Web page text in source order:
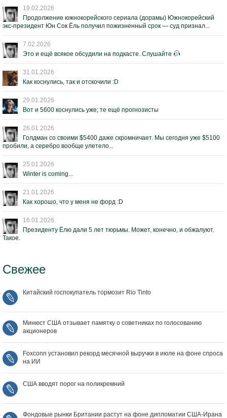
19.02.2026
Продолжение южнокорейского сериала (дорамы) Южнокорейский
экс-президент Юн Сок Ёль получил пожизненный срок — суд признал...
7.02.2026
Это и ещё всякое обсудили на подкасте. Слушайте
31.01.2026
Как коснулись, так и отскочили :D
29.01.2026
Вот и 5600 коснулись уже; те ещё прогнозисты
26.01.2026
Голдман со своими $5400 даже скромничает. Мы сегодня уже $5100
пробили, а серебро вообще улетело...
25.01.2026
Winter is coming...
21.01.2026
Как хорошо, что у меня не форд :D
16.01.2026
Президенту Ёлю дали 5 лет тюрьмы. Может, конечно, и обжалуют.
Такое.
Свежее
Китайский госпокупатель тормозит Rio Tinto
Минюст США отзывает памятку о советниках по голосованию
акционеров
Foxconn установил рекорд месячной выручки в июле на фоне спроса
на ИИ
США вводят порог на поликремний
Фондовые рынки Британии растут на фоне дипломатии США‑Ирана